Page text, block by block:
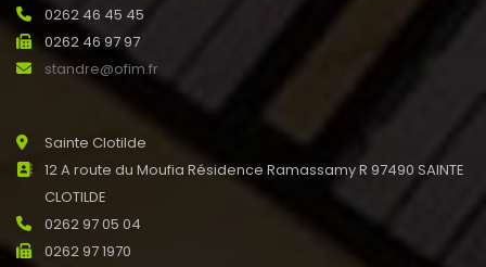
0262 46 45 45
0262 46 97 97
standre@ofim.fr
Sainte Clotilde
12 A route du Moufia Résidence Ramassamy R 97490 SAINTE
CLOTILDE
0262 97 05 04
0262 97 1970